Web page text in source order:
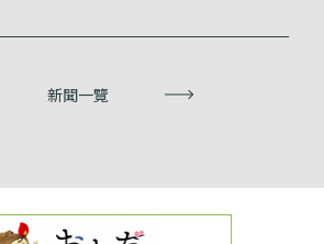
新聞一覽